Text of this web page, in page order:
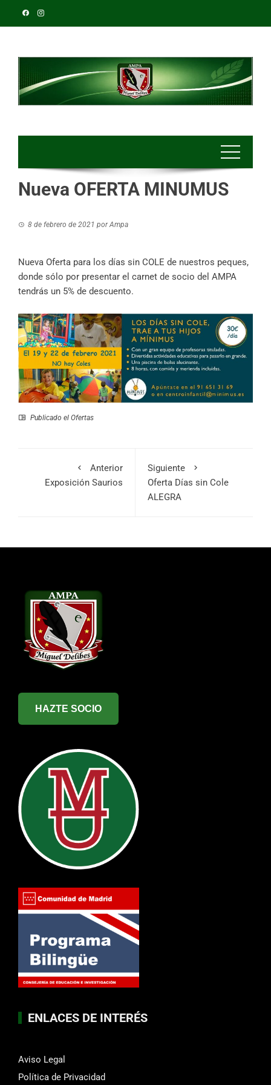
Nueva OFERTA MINUMUS
8 de febrero de 2021 porAmpa
Nueva Oferta para los días sin COLE de nuestros peques,
donde sólo por presentar el carnet de socio del AMPA
tendrás un 5% de descuento.
Publicado el Ofertas
Anterior
Exposición Saurios
Siguiente
Oferta Días sin Cole
ALEGRA
HAZTE SOCIO
ENLACES DE INTERÉS
Aviso Legal
Política de Privacidad